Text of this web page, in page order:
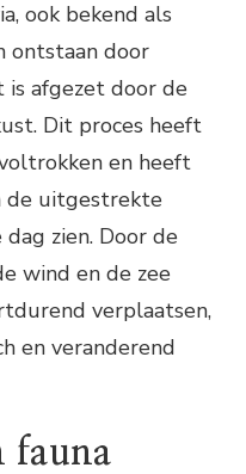
ook bekend als
ontstaan door
is afgezet door de
Dit proces heeft
en heeft
de uitgestrekte
zien. Door de
wind en de zee
verplaatsen,
en veranderend
fauna